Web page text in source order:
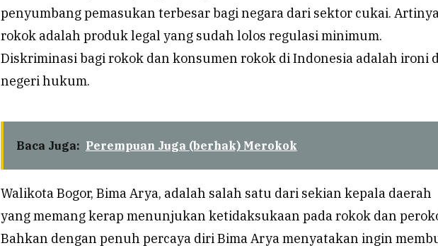
penyumbang pemasukan terbesar bagi negara dari sektor cukai.
rokok adalah produk legal yang sudah lolos regulasi minimum.
Diskriminasi bagi rokok dan konsumen rokok di Indonesia adalah ironi
negeri hukum.
Baca Juga: Perempuan Juga (berhak) Merokok
Walikota Bogor, Bima Arya, adalah salah satu dari sekian kepala daerah
yang memang kerap menunjukan ketidaksukaan pada rokok dan
Bahkan dengan penuh percaya diri Bima Arya menyatakan ingin